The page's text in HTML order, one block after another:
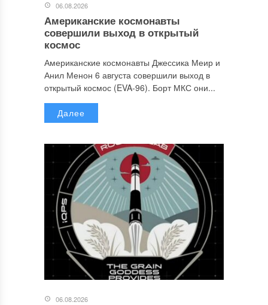
06.08.2026
Американские космонавты
совершили выход в открытый
космос
Американские космонавты Джессика Меир и
Анил Менон 6 августа совершили выход в
открытый космос (EVA-96). Борт МКС они...
Далее
06.08.2026